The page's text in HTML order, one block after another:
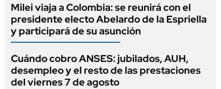
Milei viaja a Colombia: se reunirá con el
presidente electo Abelardo de la Espriella
y participará de su asunción
Cuándo cobro ANSES: jubilados, AUH,
desempleo y el resto de las prestaciones
del viernes 7 de agosto